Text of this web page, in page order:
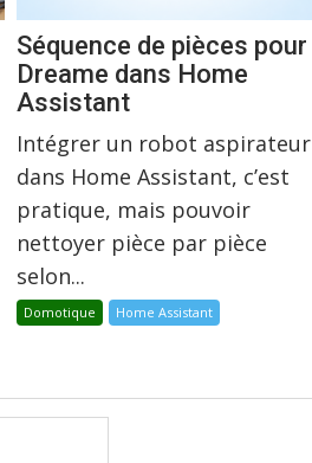
Séquence de pièces pour
Dreame dans Home
Assistant
Intégrer un robot aspirateur
dans Home Assistant, c’est
pratique, mais pouvoir
nettoyer pièce par pièce
selon...
Domotique Home Assistant